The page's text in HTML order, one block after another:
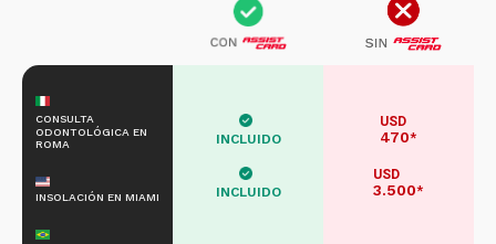
CONSULTA
ODONTOLÓGICA EN
ROMA
INCLUIDO
USD
470*
INSOLACIÓN EN MIAMI INCLUIDO
USD
3.500*